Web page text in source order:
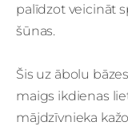
palīdzot veicināt
šūnas.
Šis uz ābolu
maigs ikdienas
mājdzīvnieka